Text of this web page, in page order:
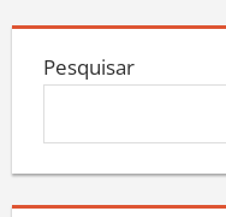
Pesquisar